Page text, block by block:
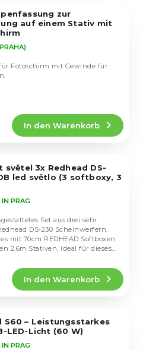
zur
auf einem Stativ mit
In den Warenkorb
Fotoschirm mit Gewinde für
světel 3x Redhead DS-
led světlo (3 softboxy, 3
IN PRAG
In den Warenkorb
Set aus drei sehr
DS-230 Scheinwerfern.
mit 70cm REDHEAD Softboxen
2,6m Stativen, ideal für dieses
S60 – Leistungsstarkes
LED-Licht (60 W)
IN PRAG